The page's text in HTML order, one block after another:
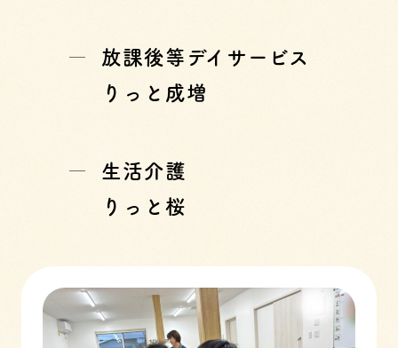
放課後等デイサービス
りっと成増
生活介護
りっと桜